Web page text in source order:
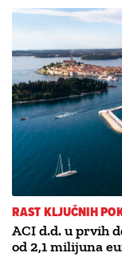
RAST KLJUČNIH
ACI d.d. u prvih
od 2,1 milijuna